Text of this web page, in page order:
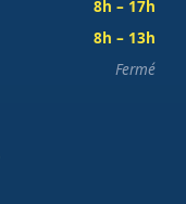
8h – 17h
8h – 13h
Fermé